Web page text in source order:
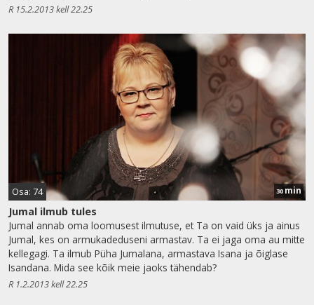
R 15.2.2013 kell 22.25
Osa: 74 30 min
Jumal ilmub tules
Jumal annab oma loomusest ilmutuse, et Ta on vaid üks ja ainus
Jumal, kes on armukadeduseni armastav. Ta ei jaga oma au mitte
kellegagi. Ta ilmub Püha Jumalana, armastava Isana ja õiglase
Isandana. Mida see kõik meie jaoks tähendab?
R 1.2.2013 kell 22.25